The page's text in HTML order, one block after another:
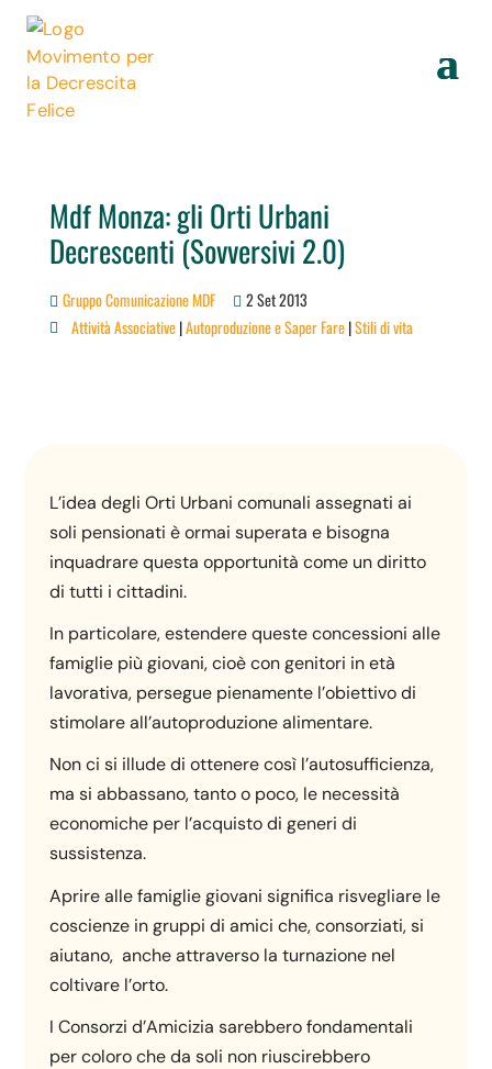
Mdf Monza: gli Orti Urbani
Decrescenti (Sovversivi 2.0)
Gruppo Comunicazione MDF 2 Set 2013
 Attività Associative|Autoproduzione e Saper Fare|Stili di vita
L’idea degli Orti Urbani comunali assegnati ai
soli pensionati è ormai superata e bisogna
inquadrare questa opportunità come un diritto
di tutti i cittadini.
In particolare, estendere queste concessioni alle
famiglie più giovani, cioè con genitori in età
lavorativa, persegue pienamente l’obiettivo di
stimolare all’autoproduzione alimentare.
Non ci si illude di ottenere così l’autosufficienza,
ma si abbassano, tanto o poco, le necessità
economiche per l’acquisto di generi di
sussistenza.
Aprire alle famiglie giovani significa risvegliare le
coscienze in gruppi di amici che, consorziati, si
aiutano, anche attraverso la turnazione nel
coltivare l’orto.
I Consorzi d’Amicizia sarebbero fondamentali
per coloro che da soli non riuscirebbero